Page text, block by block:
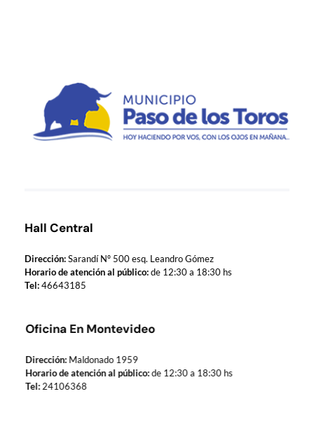
Hall Central
Dirección:Sarandí Nº 500 esq. Leandro Gómez
Horario de atención al público:de 12:30 a 18:30 hs
Tel:46643185
Oficina En Montevideo
Dirección:Maldonado 1959
Horario de atención al público:de 12:30 a 18:30 hs
Tel:24106368